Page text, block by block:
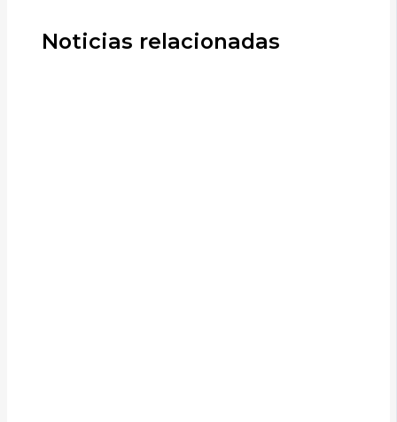
Noticias relacionadas